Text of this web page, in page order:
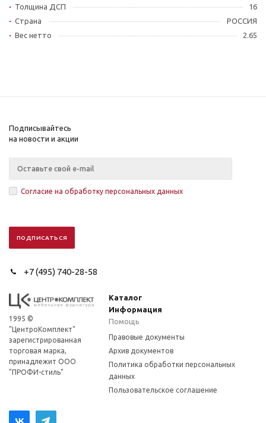
Толщина ДСП
16
Страна
РОССИЯ
Вес нетто
2.65
Подписывайтесь
на новости и акции
Согласие на обработку персональных данных
+7 (495) 740-28-58
1995 ©
"ЦентроКомплект"
зарегистрированная
торговая марка,
принадлежит ООО
"ПРОФИ-стиль"
Каталог
Информация
Помощь
Правовые документы
Архив документов
Политика обработки персональных
данных
Пользовательское соглашение